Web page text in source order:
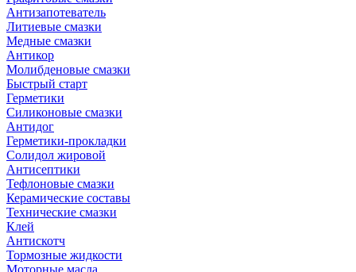
Антизапотеватель
Литиевые смазки
Медные смазки
Антикор
Молибденовые смазки
Быстрый старт
Герметики
Силиконовые смазки
Антидог
Герметики-прокладки
Солидол жировой
Антисептики
Тефлоновые смазки
Керамические составы
Технические смазки
Клей
Антискотч
Тормозные жидкости
Моторные масла